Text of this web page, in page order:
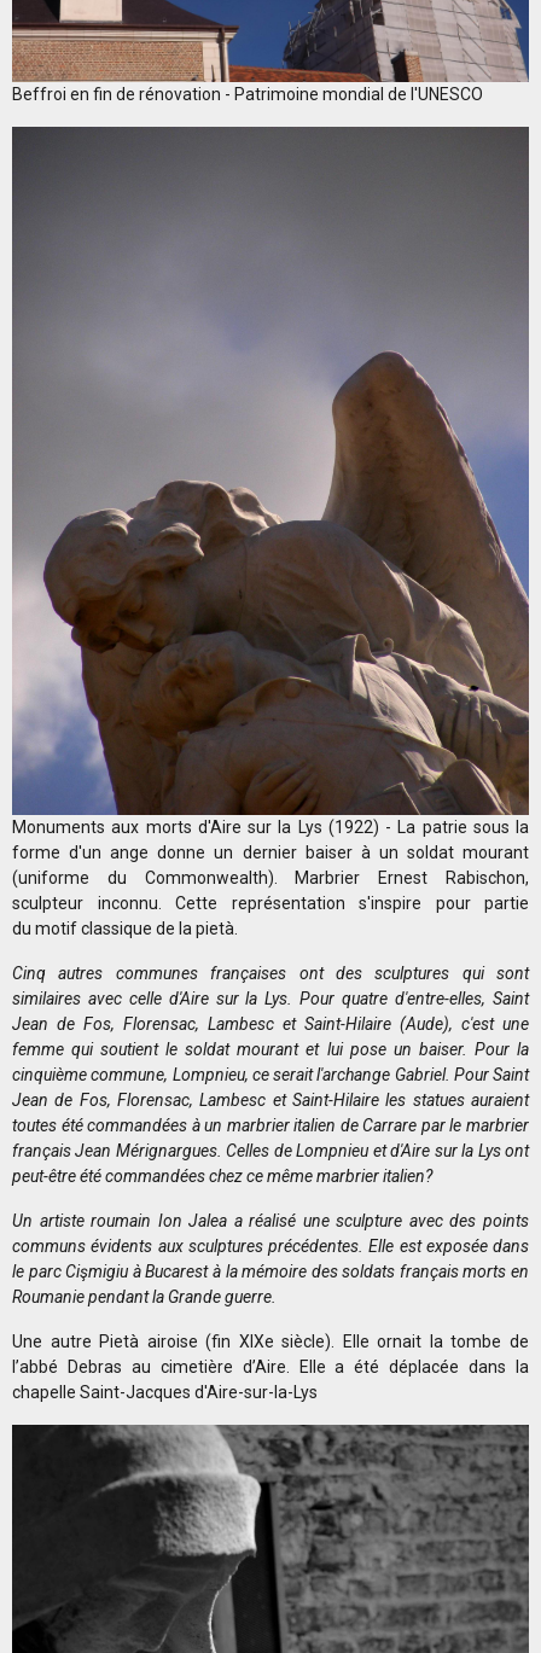
Beffroi en fin de rénovation - Patrimoine mondial de l'UNESCO
Monuments aux morts d'Aire sur la Lys (1922) - La patrie sous la
forme d'un ange donne un dernier baiser à un soldat mourant
(uniforme du Commonwealth). Marbrier Ernest Rabischon,
sculpteur inconnu. Cette représentation s'inspire pour partie
du motif classique de la pietà.
Cinq autres communes françaises ont des sculptures qui sont
similaires avec celle d'Aire sur la Lys. Pour quatre d'entre-elles, Saint
Jean de Fos, Florensac, Lambesc et Saint-Hilaire (Aude), c'est une
femme qui soutient le soldat mourant et lui pose un baiser. Pour la
cinquième commune, Lompnieu, ce serait l'archange Gabriel. Pour Saint
Jean de Fos, Florensac, Lambesc et Saint-Hilaire les statues auraient
toutes été commandées à un marbrier italien de Carrare par le marbrier
français Jean Mérignargues. Celles de Lompnieu et d'Aire sur la Lys ont
peut-être été commandées chez ce même marbrier italien?
Un artiste roumain Ion Jalea a réalisé une sculpture avec des points
communs évidents aux sculptures précédentes. Elle est exposée dans
le parc Cişmigiu à Bucarest à la mémoire des soldats français morts en
Roumanie pendant la Grande guerre.
Une autre Pietà airoise (fin XIXe siècle). Elle ornait la tombe de
l’abbé Debras au cimetière d’Aire. Elle a été déplacée dans la
chapelle Saint-Jacques d'Aire-sur-la-Lys